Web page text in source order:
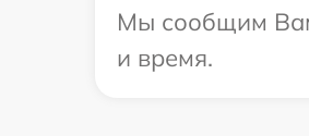
Мы сообщим
и время.